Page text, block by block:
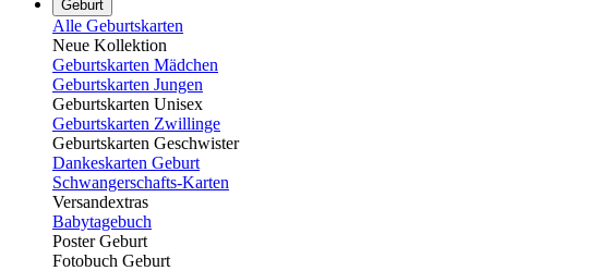
Geburt
Alle Geburtskarten
Neue Kollektion
Geburtskarten Mädchen
Geburtskarten Jungen
Geburtskarten Unisex
Geburtskarten Zwillinge
Geburtskarten Geschwister
Dankeskarten Geburt
Schwangerschafts-Karten
Versandextras
Babytagebuch
Poster Geburt
Fotobuch Geburt